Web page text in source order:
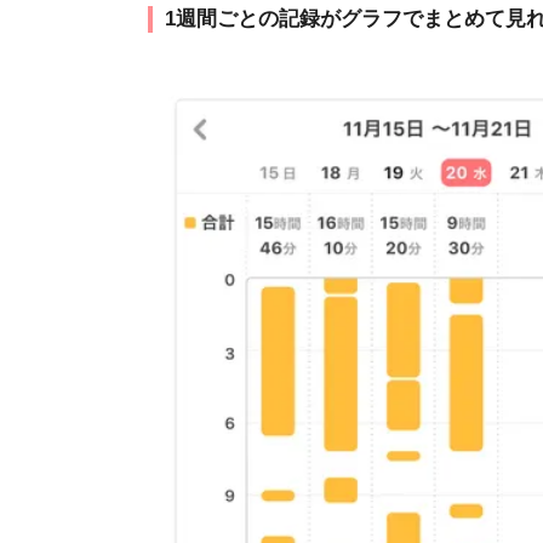
1週間ごとの記録がグラフでまとめて見